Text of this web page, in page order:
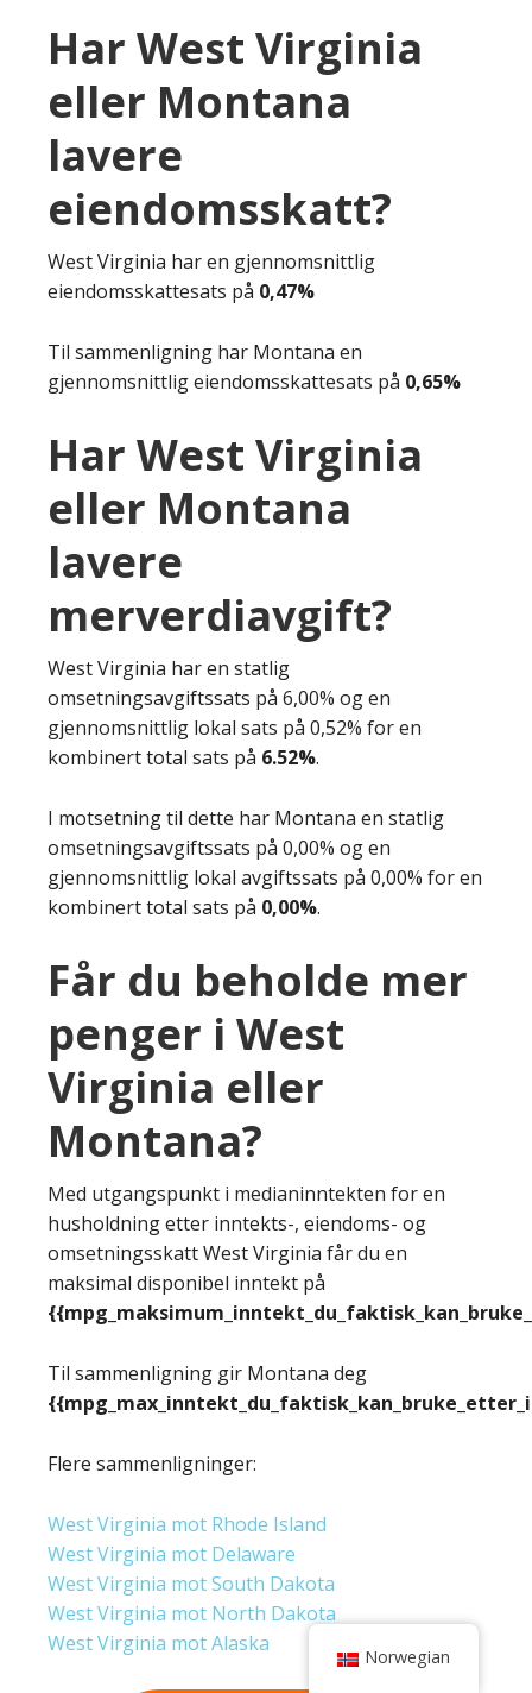
Har West Virginia
eller Montana
lavere
eiendomsskatt?
West Virginia har en gjennomsnittlig
eiendomsskattesats på 0,47%
Til sammenligning har Montana en
gjennomsnittlig eiendomsskattesats på 0,65%
Har West Virginia
eller Montana
lavere
merverdiavgift?
West Virginia har en statlig
omsetningsavgiftssats på 6,00% og en
gjennomsnittlig lokal sats på 0,52% for en
kombinert total sats på 6.52%.
I motsetning til dette har Montana en statlig
omsetningsavgiftssats på 0,00% og en
gjennomsnittlig lokal avgiftssats på 0,00% for en
kombinert total sats på 0,00%.
Får du beholde mer
penger i West
Virginia eller
Montana?
Med utgangspunkt i medianinntekten for en
husholdning etter inntekts-, eiendoms- og
omsetningsskatt West Virginia får du en
maksimal disponibel inntekt på
Til sammenligning gir Montana deg
Flere sammenligninger:
West Virginia mot Rhode Island
West Virginia mot Delaware
West Virginia mot South Dakota
West Virginia mot North Dakota
West Virginia mot Alaska
Norwegian